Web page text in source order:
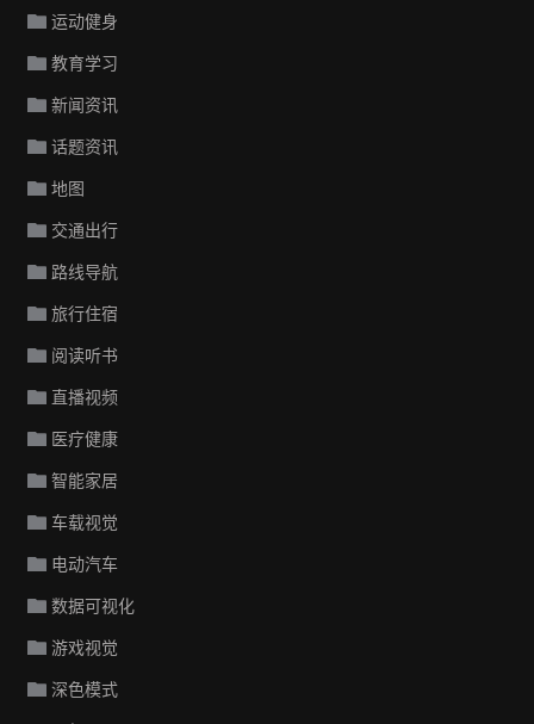
运动健身
教育学习
新闻资讯
话题资讯
地图
交通出行
路线导航
旅行住宿
阅读听书
直播视频
医疗健康
智能家居
车载视觉
电动汽车
数据可视化
游戏视觉
深色模式